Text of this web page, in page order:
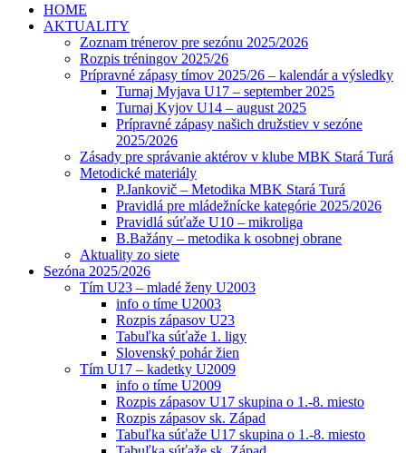
HOME
AKTUALITY
Zoznam trénerov pre sezónu 2025/2026
Rozpis tréningov 2025/26
Prípravné zápasy tímov 2025/26 – kalendár a výsledky
Turnaj Myjava U17 – september 2025
Turnaj Kyjov U14 – august 2025
Prípravné zápasy našich družstiev v sezóne
2025/2026
Zásady pre správanie aktérov v klube MBK Stará Turá
Metodické materiály
P.Jankovič – Metodika MBK Stará Turá
Pravidlá pre mládežnícke kategórie 2025/2026
Pravidlá súťaže U10 – mikroliga
B.Bažány – metodika k osobnej obrane
Aktuality zo siete
Sezóna 2025/2026
Tím U23 – mladé ženy U2003
info o tíme U2003
Rozpis zápasov U23
Tabuľka súťaže 1. ligy
Slovenský pohár žien
Tím U17 – kadetky U2009
info o tíme U2009
Rozpis zápasov U17 skupina o 1.-8. miesto
Rozpis zápasov sk. Západ
Tabuľka súťaže U17 skupina o 1.-8. miesto